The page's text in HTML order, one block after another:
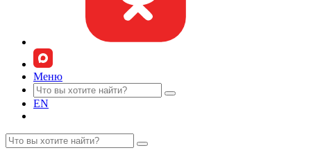
Меню
EN